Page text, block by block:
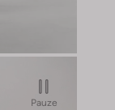
Pauze